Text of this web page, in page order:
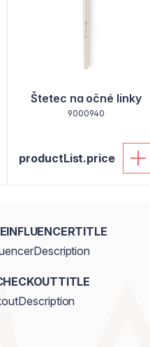
Štetec na očné linky
9000940
productList.price